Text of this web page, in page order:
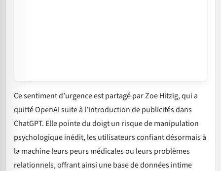
Ce sentiment d’urgence est partagé par Zoe Hitzig, qui a
quitté OpenAI suite à l’introduction de publicités dans
ChatGPT. Elle pointe du doigt un risque de manipulation
psychologique inédit, les utilisateurs confiant désormais à
la machine leurs peurs médicales ou leurs problèmes
relationnels, offrant ainsi une base de données intime